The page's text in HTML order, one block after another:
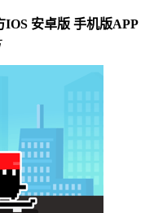
IOS 安卓版 手机版APP